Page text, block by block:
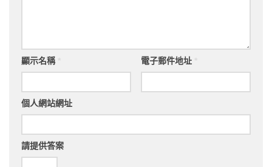
顯示名稱 電子郵件地址
個人網站網址
請提供答案